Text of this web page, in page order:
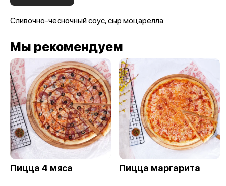
Сливочно-чесночный соус, сыр моцарелла
Мы рекомендуем
Пицца 4 мяса Пицца маргарита